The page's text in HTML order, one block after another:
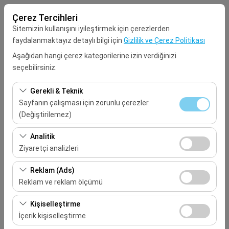
Çerez Tercihleri
Sitemizin kullanışını iyileştirmek için çerezlerden
faydalanmaktayız detaylı bilgi için Gizlilik ve Çerez Politikası
Aşağıdan hangi çerez kategorilerine izin verdiğinizi
seçebilirsiniz.
Gerekli & Teknik
Sayfanın çalışması için zorunlu çerezler.
(Değiştirilemez)
Bu çerezler sitenin doğru şekilde çalışması, güvenlik,
oturum yönetimi ve temel işlevler için gereklidir. Devre
dışı bırakılamaz.
Analitik
Ziyaretçi analizleri
Bu çerezler, sitemizin nasıl kullanıldığını (ziyaretçi sayısı,
en çok ziyaret edilen sayfalar, kullanıcı davranışları)
analiz etmemizi sağlar. Bu veriler, web sitesi
performansını ölçmek ve kullanıcı deneyimini sürekli
iyileştirmek için kullanılır.
Reklam (Ads)
Reklam ve reklam ölçümü
Bu çerezler, size ilgi alanlarınıza uygun kişiselleştirilmiş
reklamlar göstermemize ve reklam kampanyalarımızın
etkinliğini (gösterim sayısı, tıklama oranı) ölçmemize
Kişiselleştirme
İçerik kişiselleştirme
Seçiniz
Alış Tarih & Saat
Bırakış Tarih & Saat